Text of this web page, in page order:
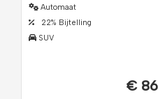
Automaat
22% Bijtelling
SUV
€